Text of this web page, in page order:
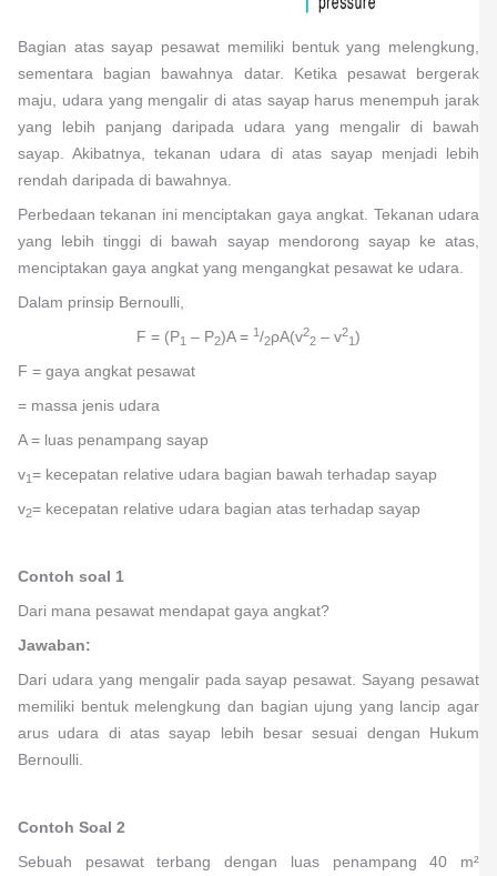
Bagian atas sayap pesawat memiliki bentuk yang melengkung,
sementara bagian bawahnya datar. Ketika pesawat bergerak
maju, udara yang mengalir di atas sayap harus menempuh jarak
yang lebih panjang daripada udara yang mengalir di bawah
sayap. Akibatnya, tekanan udara di atas sayap menjadi lebih
rendah daripada di bawahnya.
Perbedaan tekanan ini menciptakan gaya angkat. Tekanan udara
yang lebih tinggi di bawah sayap mendorong sayap ke atas,
menciptakan gaya angkat yang mengangkat pesawat ke udara.
Dalam prinsip Bernoulli,
F = (P1 – P2)A = 1/2ρA(v2
2 – v2
1)
F = gaya angkat pesawat
= massa jenis udara
A = luas penampang sayap
v1= kecepatan relative udara bagian bawah terhadap sayap
v2= kecepatan relative udara bagian atas terhadap sayap
Contoh soal 1
Dari mana pesawat mendapat gaya angkat?
Jawaban:
Dari udara yang mengalir pada sayap pesawat. Sayang pesawat
memiliki bentuk melengkung dan bagian ujung yang lancip agar
arus udara di atas sayap lebih besar sesuai dengan Hukum
Bernoulli.
Contoh Soal 2
Sebuah pesawat terbang dengan luas penampang 40 m²